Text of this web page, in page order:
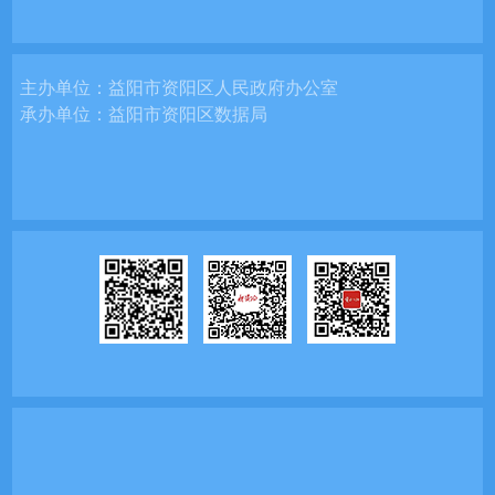
主办单位：益阳市资阳区人民政府办公室
承办单位：益阳市资阳区数据局